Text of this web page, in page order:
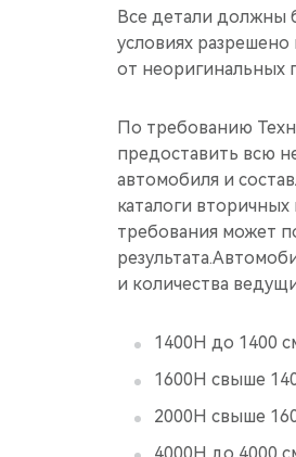
Все детали должны
условиях
от неоригинальных
По требованию
предоставить всю
автомобиля и
каталоги
требования может
и количества
1400Н до 1400
1600Н свыше
2000Н свыше